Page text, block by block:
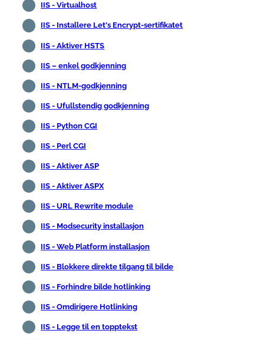
IIS - Virtualhost
IIS - Installere Let's Encrypt-sertifikatet
IIS - Aktiver HSTS
IIS – enkel godkjenning
IIS - NTLM-godkjenning
IIS - Ufullstendig godkjenning
IIS - Python CGI
IIS - Perl CGI
IIS - Aktiver ASP
IIS - Aktiver ASPX
IIS - URL Rewrite module
IIS - Modsecurity installasjon
IIS - Web Platform installasjon
IIS - Blokkere direkte tilgang til bilde
IIS - Forhindre bilde hotlinking
IIS - Omdirigere Hotlinking
IIS - Legge til en topptekst